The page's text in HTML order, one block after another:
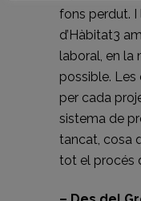
fons perdut. I
d’Hàbitat3
laboral, en la
possible.
per cada
sistema de
tancat, cosa
tot el procés